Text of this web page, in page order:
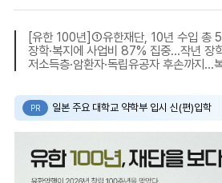
[유한 100년]①유한재단, 10년 수입 총
장학·복지에 사업비 87% 집중…작년 장
저소득층·암환자·독립유공자 후손까지…
PR 일본 주요 대학교 약학부 입시 신(편)입학